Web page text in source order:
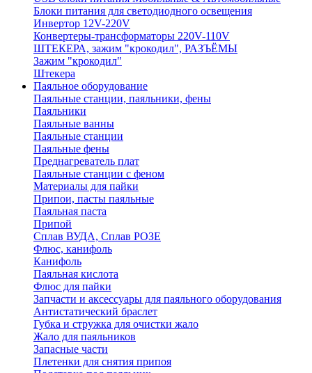
Блоки питания для светодиодного освещения
Инвертор 12V-220V
Конвертеры-трансформаторы 220V-110V
ШТЕКЕРА, зажим "крокодил", РАЗЪЁМЫ
Зажим "крокодил"
Штекера
Паяльное оборудование
Паяльные станции, паяльники, фены
Паяльники
Паяльные ванны
Паяльные станции
Паяльные фены
Преднагреватель плат
Паяльные станции с феном
Материалы для пайки
Припои, пасты паяльные
Паяльная паста
Припой
Сплав ВУДА, Сплав РОЗЕ
Флюс, канифоль
Канифоль
Паяльная кислота
Флюс для пайки
Запчасти и аксессуары для паяльного оборудования
Антистатический браслет
Губка и стружка для очистки жало
Жало для паяльников
Запасные части
Плетенки для снятия припоя